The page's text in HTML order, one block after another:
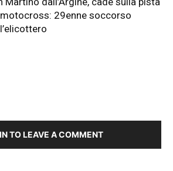
29enne soccorso
TO LEAVE A COMMENT